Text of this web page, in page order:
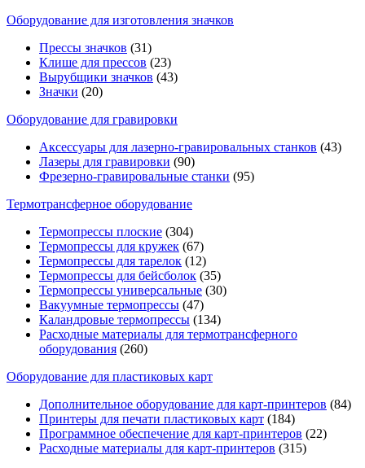
Оборудование для изготовления значков
Прессы значков (31)
Клише для прессов (23)
Вырубщики значков (43)
Значки (20)
Оборудование для гравировки
Аксессуары для лазерно-гравировальных станков (43)
Лазеры для гравировки (90)
Фрезерно-гравировальные станки (95)
Термотрансферное оборудование
Термопрессы плоские (304)
Термопрессы для кружек (67)
Термопрессы для тарелок (12)
Термопрессы для бейсболок (35)
Термопрессы универсальные (30)
Вакуумные термопрессы (47)
Каландровые термопрессы (134)
Расходные материалы для термотрансферного
оборудования (260)
Оборудование для пластиковых карт
Дополнительное оборудование для карт-принтеров (84)
Принтеры для печати пластиковых карт (184)
Программное обеспечение для карт-принтеров (22)
Расходные материалы для карт-принтеров (315)